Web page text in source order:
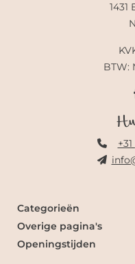
1431
BTW:
Categorieën
Overige pagina's
Openingstijden